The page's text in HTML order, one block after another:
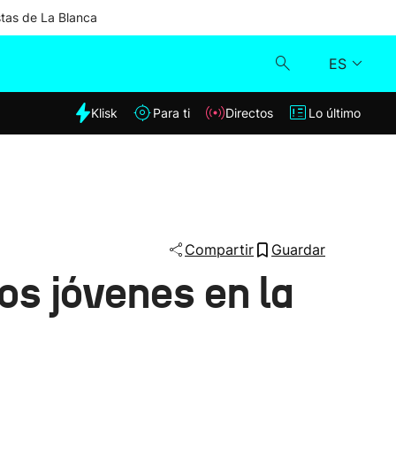
de La Blanca
ES
Klisk
Lo último
Klisk Para ti Directos Lo último
Compartir Guardar
jóvenes en la